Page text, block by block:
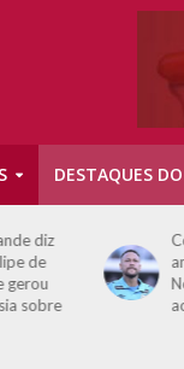
DESTAQUES
amplia
ao